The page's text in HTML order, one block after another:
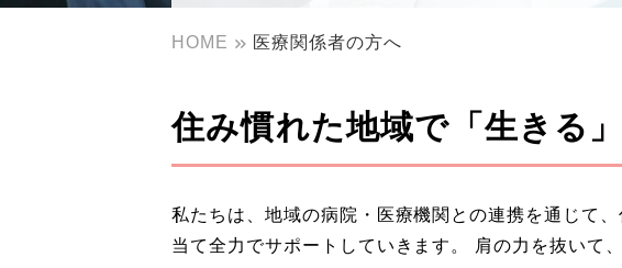
HOME 医療関係者の方へ
住み慣れた地域で「生きる
私たちは、地域の病院・医療機関との連携を通じて
当て全力でサポートしていきます。 肩の力を抜いて